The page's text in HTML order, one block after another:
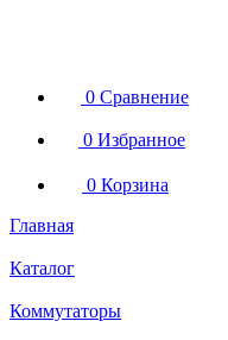
0 Сравнение
0 Избранное
0 Корзина
Главная
Каталог
Коммутаторы